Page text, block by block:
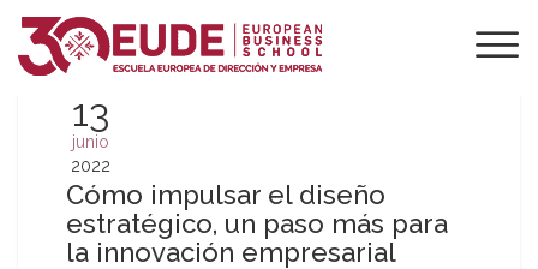
13
junio
2022
Cómo impulsar el diseño
estratégico, un paso más para
la innovación empresarial